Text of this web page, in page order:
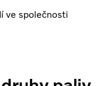
ve společnosti